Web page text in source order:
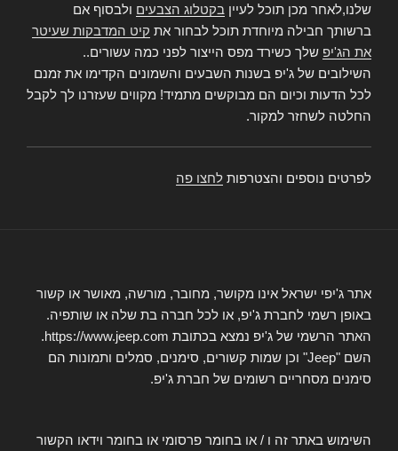
שלנו,לאחר מכן תוכל לעיין בקטלוג הצבעים ולבסוף אם
ברשותך חבילה מיוחדת תוכל לבחור את קיט המדבקות שעיטר
את הג'יפ שלך כשירד מפס הייצור לפני כמה עשורים..
השילובים של ג'יפ בשנות השבעים והשמונים הקדימו את זמנם
לכל הדעות וכיום הם מבוקשים מתמיד! מקווים שעזרנו לך לקבל
החלטה לשחזר למקור.
לפרטים נוספים והצטרפות לחצו פה
אתר ג'יפי ישראל אינו מקושר, מחובר, מורשה, מאושר או קשור
באופן רשמי לחברת ג'יפ, או לכל חברה בת שלה או שותפיה.
האתר הרשמי של ג'יפ נמצא בכתובת https://www.jeep.com.
השם "Jeep" וכן שמות קשורים, סימנים, סמלים ותמונות הם
סימנים מסחריים רשומים של חברת ג'יפ.
השימוש באתר זה ו / או בחומר פרסומי או בחומר וידאו הקשור